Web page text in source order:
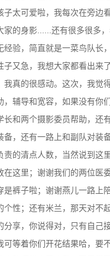
太可爱啦，我每次在旁边
的身影......还有很多很多
验，简直就是一菜鸟队长
子又急，我想大家都看出来
真的很感动。这次，我觉
辅导和宽容，如果没有你
和两个摄影委员帮助，还
备，还有一路上和副队对装
的清点人数，当然说到这
这里；谢谢我们的两位医
裤子啦；谢谢燕儿一路上
性；还有米兰，那天对不
享，你说得对，只有自己
等着你们开花结果哈，要